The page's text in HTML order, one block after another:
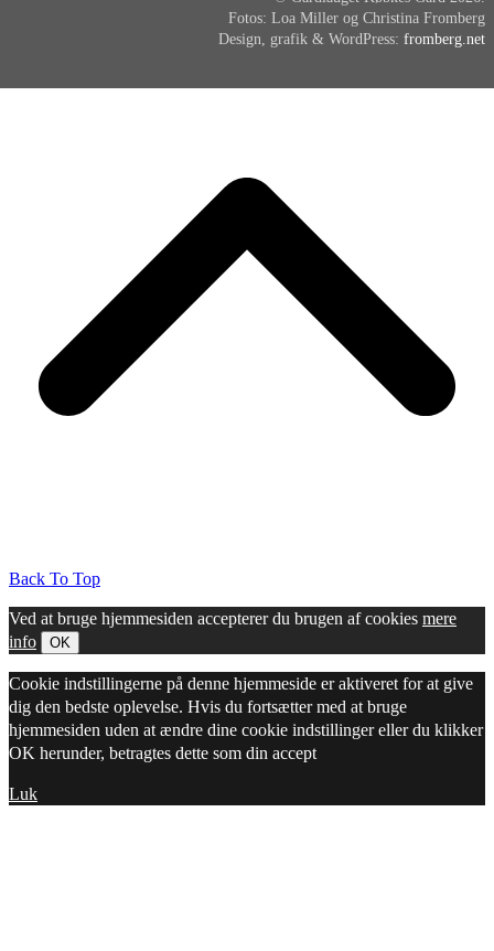
Fotos: Loa Miller og Christina Fromberg
Design, grafik & WordPress: fromberg.net
Back To Top
Ved at bruge hjemmesiden accepterer du brugen af cookies mere
info
OK
Cookie indstillingerne på denne hjemmeside er aktiveret for at give
dig den bedste oplevelse. Hvis du fortsætter med at bruge
hjemmesiden uden at ændre dine cookie indstillinger eller du klikker
OK herunder, betragtes dette som din accept
Luk